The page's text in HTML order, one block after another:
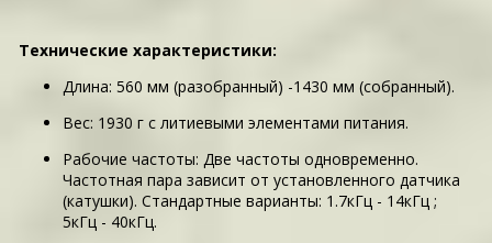
Технические характеристики:
Длина: 560 мм (разобранный) -1430 мм (собранный).
Вес: 1930 г с литиевыми элементами питания.
Рабочие частоты: Две частоты одновременно.
Частотная пара зависит от установленного датчика
(катушки). Стандартные варианты: 1.7кГц - 14кГц ;
5кГц - 40кГц.